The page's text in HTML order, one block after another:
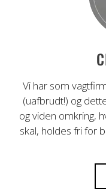
Vi har som
(uafbrudt!) og
og viden omkring,
skal, holdes fri for